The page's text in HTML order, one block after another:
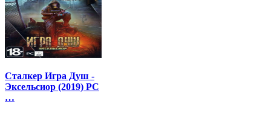
Сталкер Игра Душ -
Эксельсиор (2019) PC
…